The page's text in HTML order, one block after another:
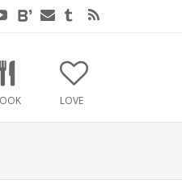
LOVE